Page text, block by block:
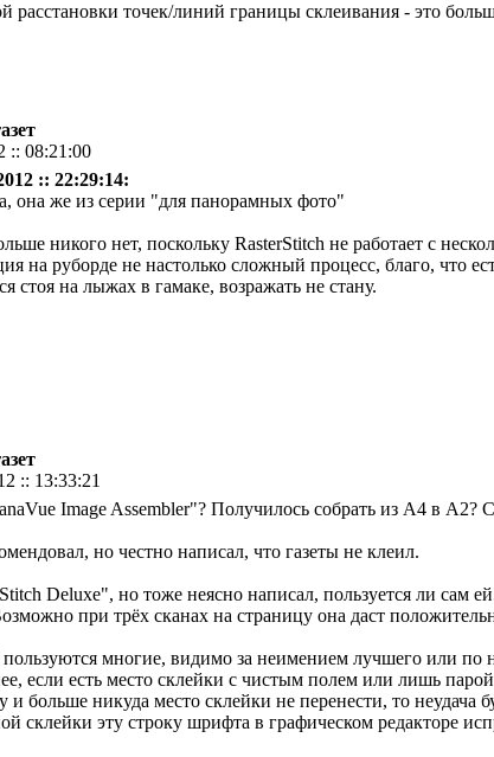
расстановки точек/линий границы склеивания - это
:: 08:21:00
:: 22:29:14:
она же из серии "для панорамных фото"
никого нет, поскольку RasterStitch не работает с
на руборде не настолько сложный процесс, благо, что
стоя на лыжах в гамаке, возражать не стану.
:: 13:33:21
Image Assembler"? Получилось собрать из А4 в А2?
но честно написал, что газеты не клеил.
Deluxe", но тоже неясно написал, пользуется ли сам
при трёх сканах на страницу она даст
многие, видимо за неимением лучшего или по
если есть место склейки с чистым полем или лишь
больше никуда место склейки не перенести, то
склейки эту строку шрифта в графическом редакторе